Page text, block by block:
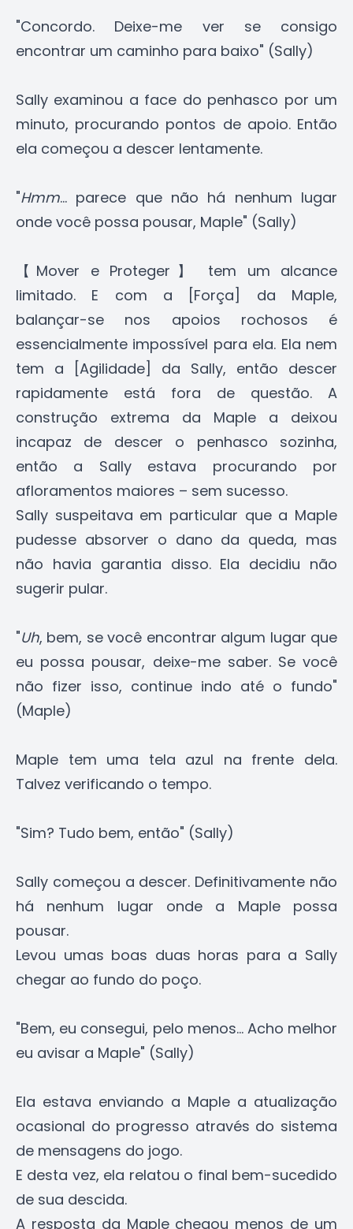
"Concordo. Deixe-me ver se consigo
encontrar um caminho para baixo" (Sally)
Sally examinou a face do penhasco por um
minuto, procurando pontos de apoio. Então
ela começou a descer lentamente.
"Hmm... parece que não há nenhum lugar
onde você possa pousar, Maple" (Sally)
【Mover e Proteger】 tem um alcance
limitado. E com a [Força] da Maple,
balançar-se nos apoios rochosos é
essencialmente impossível para ela. Ela nem
tem a [Agilidade] da Sally, então descer
rapidamente está fora de questão. A
construção extrema da Maple a deixou
incapaz de descer o penhasco sozinha,
então a Sally estava procurando por
afloramentos maiores – sem sucesso.
Sally suspeitava em particular que a Maple
pudesse absorver o dano da queda, mas
não havia garantia disso. Ela decidiu não
sugerir pular.
"Uh, bem, se você encontrar algum lugar que
eu possa pousar, deixe-me saber. Se você
não fizer isso, continue indo até o fundo"
(Maple)
Maple tem uma tela azul na frente dela.
Talvez verificando o tempo.
"Sim? Tudo bem, então" (Sally)
Sally começou a descer. Definitivamente não
há nenhum lugar onde a Maple possa
pousar.
Levou umas boas duas horas para a Sally
chegar ao fundo do poço.
"Bem, eu consegui, pelo menos... Acho melhor
eu avisar a Maple" (Sally)
Ela estava enviando a Maple a atualização
ocasional do progresso através do sistema
de mensagens do jogo.
E desta vez, ela relatou o final bem-sucedido
de sua descida.
A resposta da Maple chegou menos de um